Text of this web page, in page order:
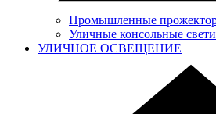
Промышленные
Уличные консольные
УЛИЧНОЕ ОСВЕЩЕНИЕ